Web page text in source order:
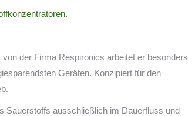
der Firma Respironics arbeitet er besonders
Geräten. Konzipiert für den
Sauerstoffs ausschließlich im Dauerfluss und